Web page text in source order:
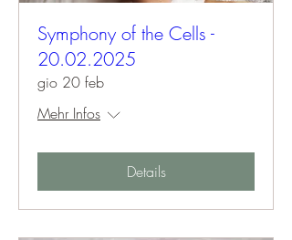
Symphony of the Cells -
20.02.2025
gio 20 feb
Mehr Infos
Details